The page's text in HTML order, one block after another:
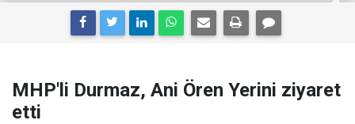
MHP'li Durmaz, Ani Ören Yerini ziyaret
etti